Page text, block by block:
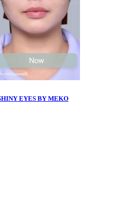
EYES BY MEKO